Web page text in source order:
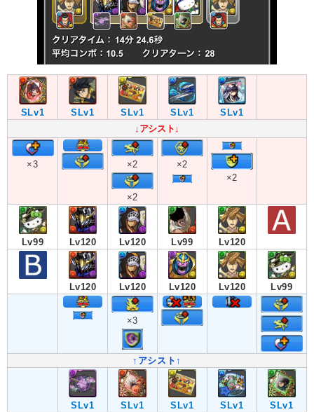
SLv1 SLv1 SLv1 SLv1
SLv1
↓アシスト↓
×3 ×2
×2
×2
×2
Lv99 Lv120 Lv120 Lv99 Lv120
Lv120 Lv120 Lv120 Lv120 Lv99
×3
↑アシスト↑
SLv1 SLv1 SLv1 SLv1 SLv1